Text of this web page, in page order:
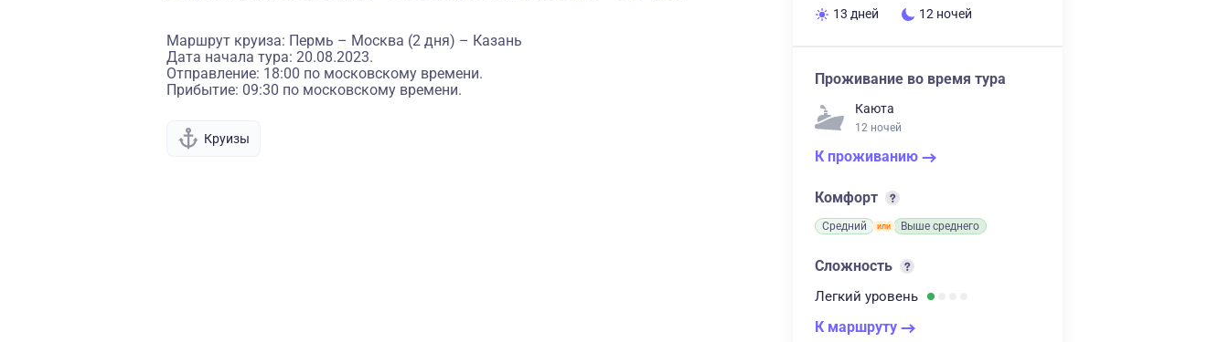
Маршрут круиза: Пермь – Москва (2 дня) – Казань
Дата начала тура: 20.08.2023.
Отправление: 18:00 по московскому времени.
Прибытие: 09:30 по московскому времени.
Круизы
13 дней 12 ночей
Проживание во время тура
Каюта
12 ночей
К проживанию
Комфорт
Средний Выше среднего
Сложность
Легкий уровень
К маршруту